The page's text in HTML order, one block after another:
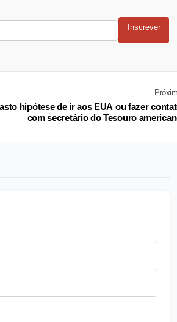
Inscrever
hipótese de ir aos EUA ou fazer
com secretário do Tesouro